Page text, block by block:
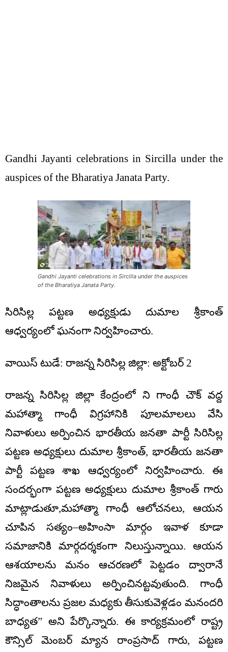
Gandhi Jayanti celebrations in Sircilla under the
auspices of the Bharatiya Janata Party.
Gandhi Jayanti celebrations in Sircilla under the auspices
of the Bharatiya Janata Party.
సిరిసిల్ల పట్టణ అధ్యక్షుడు దుమాల శ్రీకాంత్
ఆధ్వర్యంలో ఘనంగా నిర్వహించారు.
వాయిస్ టుడే: రాజన్న సిరిసిల్ల జిల్లా: అక్టోబర్ 2
రాజన్న సిరిసిల్ల జిల్లా కేంద్రంలో ని గాంధీ చౌక్ వద్ద
మహాత్మా గాంధీ విగ్రహానికి పూలమాలలు వేసి
నివాళులు అర్పించిన భారతీయ జనతా పార్టీ సిరిసిల్ల
పట్టణ అధ్యక్షులు దుమాల శ్రీకాంత్, భారతీయ జనతా
పార్టీ పట్టణ శాఖ ఆధ్వర్యంలో నిర్వహించారు. ఈ
సందర్భంగా పట్టణ అధ్యక్షులు దుమాల శ్రీకాంత్ గారు
మాట్లాడుతూ,మహాత్మా గాంధీ ఆలోచనలు, ఆయన
చూపిన సత్యం–అహింసా మార్గం ఇవాళ కూడా
సమాజానికి మార్గదర్శకంగా నిలుస్తున్నాయి. ఆయన
ఆశయాలను మనం ఆచరణలో పెట్టడం ద్వారానే
నిజమైన నివాళులు అర్పించినట్టవుతుంది. గాంధీ
సిద్ధాంతాలను ప్రజల మధ్యకు తీసుకువెళ్లడం మనందరి
బాధ్యత” అని పేర్కొన్నారు. ఈ కార్యక్రమంలో రాష్ట్ర
కౌన్సిల్ మెంబర్ మ్యాన రాంప్రసాద్ గారు, పట్టణ